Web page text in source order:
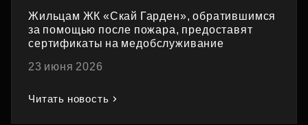
Жильцам ЖК «Скай Гарден», обратившимся
за помощью после пожара, предоставят
сертификаты на медобслуживание
23 июня 2026
Читать новость